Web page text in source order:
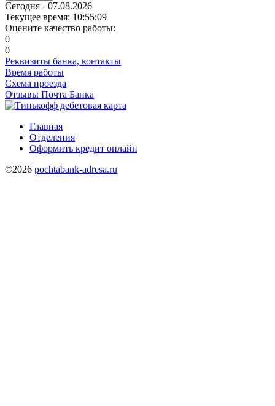
Сегодня - 07.08.2026
Текущее время: 10:55:09
Оцените качество работы:
0
0
Реквизиты банка, контакты
Время работы
Схема проезда
Отзывы Почта Банка
Главная
Отделения
Оформить кредит онлайн
©2026 pochtabank-adresa.ru